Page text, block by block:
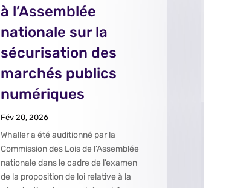
à l’Assemblée
nationale sur la
sécurisation des
marchés publics
numériques
Fév 20, 2026
Whaller a été auditionné par la
Commission des Lois de l’Assemblée
nationale dans le cadre de l’examen
de la proposition de loi relative à la